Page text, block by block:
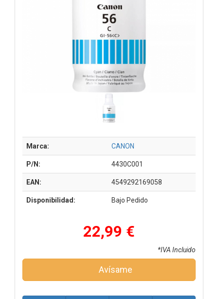
Marca: CANON
P/N: 4430C001
EAN: 4549292169058
Disponibilidad: Bajo Pedido
22,99 €
*IVA Incluido
Avísame